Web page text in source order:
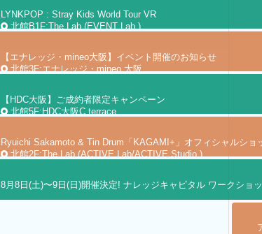
LYNKPOP : Stray Kids World Tour VR
北館B1F:The Lab.(EVENT Lab.)
【エナレッジ・mineo大阪】イベント開催のお知らせ
北館3F:エナレッジ・mineo 大阪
【HDC大阪】ご成約者限定キャンペーン
北館5F:HDC大阪C terrace
Ryuichi Sakamoto & Tin Drum「KAGAMI+」オフィシャルショ
北館2F:The Lab.(ACTIVE Lab/ACTIVE Studio.)
8月8日(土)〜9日(日)開催決定! ナレッジキャピタル ワークショ